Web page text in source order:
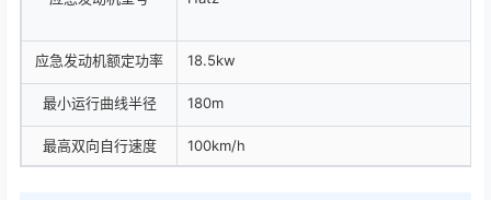
应急发动机额定功率 18.5kw
最小运行曲线半径 180m
最高双向自行速度 100km/h